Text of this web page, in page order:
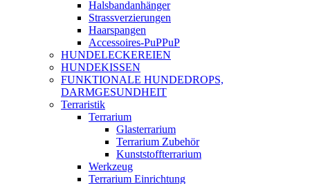
Halsbandanhänger
Strassverzierungen
Haarspangen
Accessoires-PuPPuP
HUNDELECKEREIEN
HUNDEKISSEN
FUNKTIONALE HUNDEDROPS,
DARMGESUNDHEIT
Terraristik
Terrarium
Glasterrarium
Terrarium Zubehör
Kunststoffterrarium
Werkzeug
Terrarium Einrichtung